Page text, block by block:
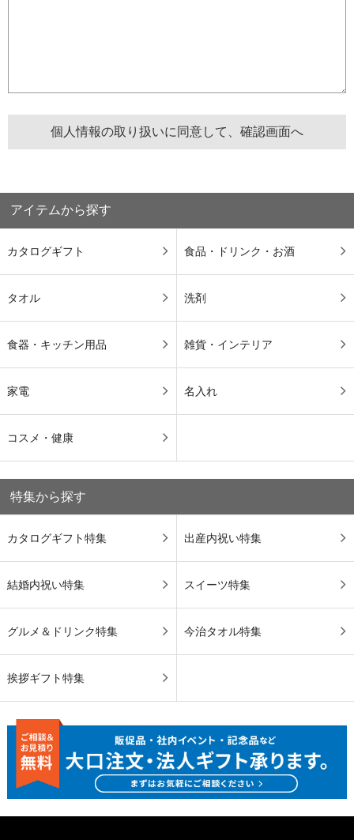
アイテムから探す
カタログギフト 食品・ドリンク・お酒
タオル 洗剤
食器・キッチン用品 雑貨・インテリア
家電 名入れ
コスメ・健康
特集から探す
カタログギフト特集 出産内祝い特集
結婚内祝い特集 スイーツ特集
グルメ＆ドリンク特集 今治タオル特集
挨拶ギフト特集